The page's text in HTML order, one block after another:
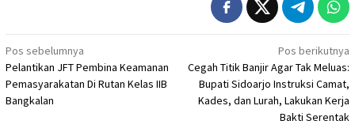
Navigasi
pos
Pos sebelumnya
Pelantikan JFT Pembina Keamanan
Pemasyarakatan Di Rutan Kelas IIB
Bangkalan
Pos berikutnya
Cegah Titik Banjir Agar Tak Meluas:
Bupati Sidoarjo Instruksi Camat,
Kades, dan Lurah, Lakukan Kerja
Bakti Serentak